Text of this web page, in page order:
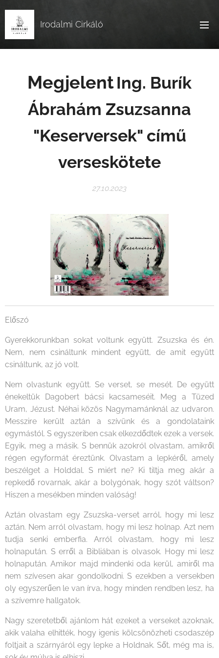
Irodalmi Cirkáló
MegjelentIng. Burík
Ábrahám Zsuzsanna
"Keserversek" című
verseskötete
27.10.2023
Előszó
Gyerekkorunkban sokat voltunk együtt. Zsuzska és én.
Nem, nem csináltunk mindent együtt, de amit együtt
csináltunk, az jó volt.
Nem olvastunk együtt. Se verset, se mesét. De együtt
énekeltük Dagobert bácsi kacsameséit. Meg a Tüzed
Uram, Jézust. Néhai közös Nagymamánknál az udvaron.
Messzire került aztán a szívünk és a gondolataink
egymástól. S egyszeriben csak elkezdődtek ezek a versek.
Egyik, meg a másik. S bennük azokról olvastam, amikről
régen egyformát éreztünk. Olvastam a lepkéről, amely
beszélget a Holddal. S miért ne? Ki tiltja meg akár a
repkedő rovarnak, akár a bolygónak, hogy szót váltson?
Hiszen a mesékben minden valóság!
Aztán olvastam egy Zsuzska-verset arról, hogy mi lesz
aztán. Nem arról olvastam, hogy mi lesz holnap. Azt nem
tudja senki emberfia. Arról olvastam, hogy mi lesz
holnapután. S erről a Bibliában is olvasok. Hogy mi lesz
holnapután. Amikor majd mindenki oda kerül, amiről ma
nem szívesen akar gondolkodni. S ezekben a versekben
oly egyszerűen le van írva, hogy minden rendben lesz, ha
a szívemre hallgatok.
Nagy szeretetből ajánlom hát ezeket a verseket azoknak,
akik valaha elhitték, hogy igenis kölcsönözheti csodaszép
foltjait a szárnyáról egy lepke a Holdnak. Sőt, még ma is,